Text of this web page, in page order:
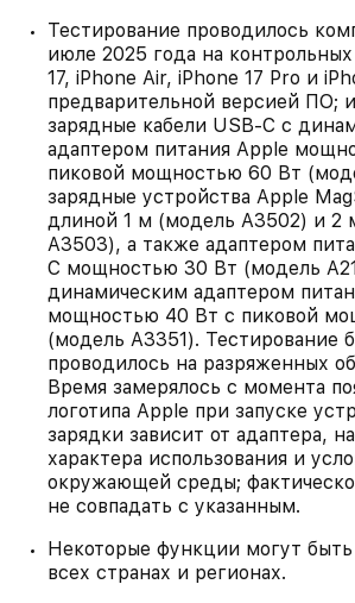
Тестирование проводилось
июле 2025 года на
17, iPhone Air, iPhone 17 Pro и
предварительной версией ПО;
зарядные кабели USB-C с
адаптером питания Apple
пиковой мощностью 60 Вт
зарядные устройства Apple
длиной 1 м (модель A3502) и 2
A3503), а также адаптером
C мощностью 30 Вт (модель
динамическим адаптером
мощностью 40 Вт с пиковой
(модель A3351). Тестирование
проводилось на разряженных
Время замерялось с момента
логотипа Apple при запуске
зарядки зависит от адаптера,
характера использования и
окружающей среды;
не совпадать с указанным.
Некоторые функции могут
всех странах и регионах.